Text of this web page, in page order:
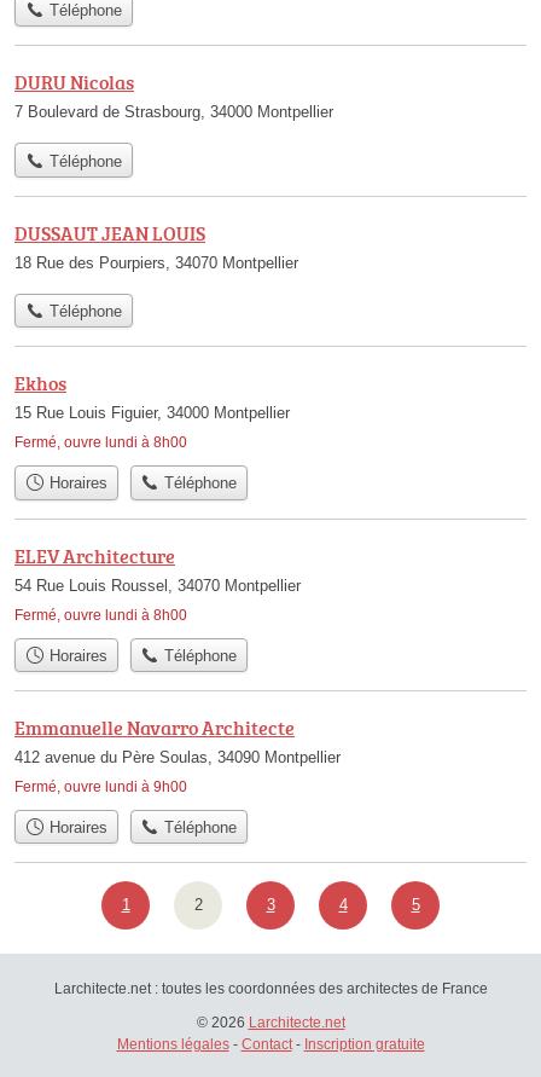
Téléphone
DURU Nicolas
7 Boulevard de Strasbourg, 34000 Montpellier
Téléphone
DUSSAUT JEAN LOUIS
18 Rue des Pourpiers, 34070 Montpellier
Téléphone
Ekhos
15 Rue Louis Figuier, 34000 Montpellier
Fermé, ouvre lundi à 8h00
Horaires Téléphone
ELEV Architecture
54 Rue Louis Roussel, 34070 Montpellier
Fermé, ouvre lundi à 8h00
Horaires Téléphone
Emmanuelle Navarro Architecte
412 avenue du Père Soulas, 34090 Montpellier
Fermé, ouvre lundi à 9h00
Horaires Téléphone
1 2 3 4 5
Larchitecte.net : toutes les coordonnées des architectes de France
© 2026 Larchitecte.net
Mentions légales- Contact- Inscription gratuite